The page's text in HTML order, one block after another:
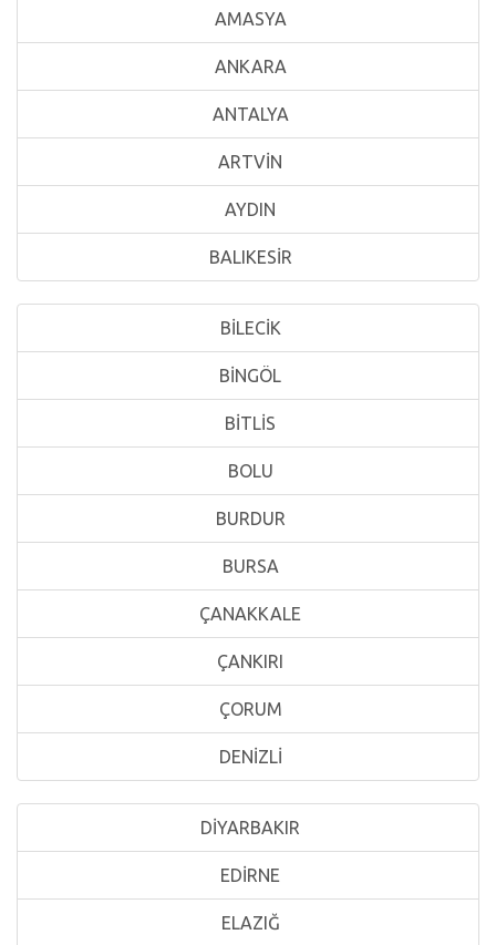
AMASYA
ANKARA
ANTALYA
ARTVİN
AYDIN
BALIKESİR
BİLECİK
BİNGÖL
BİTLİS
BOLU
BURDUR
BURSA
ÇANAKKALE
ÇANKIRI
ÇORUM
DENİZLİ
DİYARBAKIR
EDİRNE
ELAZIĞ